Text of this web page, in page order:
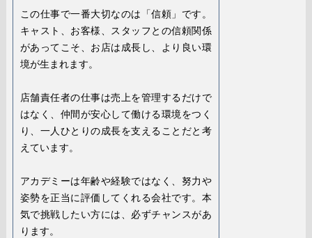
この仕事で一番大切なのは「信頼」です。
キャスト、お客様、スタッフとの信頼関係
があってこそ、お店は成長し、より良い環
境が生まれます。
店舗責任者の仕事は売上を管理するだけで
はなく、仲間が安心して働ける環境をつく
り、一人ひとりの成長を支えることだと考
えています。
アカデミーは年齢や経験ではなく、努力や
姿勢を正当に評価してくれる会社です。本
気で挑戦したい方には、必ずチャンスがあ
ります。